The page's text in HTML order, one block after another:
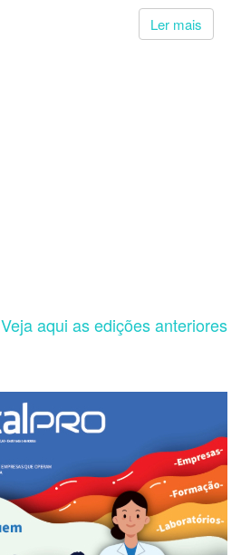
Ler mais
Veja aqui as edições anteriores